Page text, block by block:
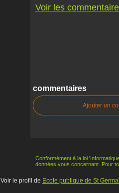
Voir les
commentaires
Ajouter un
Conformément à la loi
données vous concernant. Pour
Voir le profil de Ecole publique de St